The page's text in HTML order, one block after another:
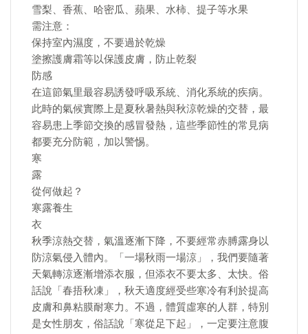
雪梨、香蕉、哈密瓜、蘋果、水柿、提子等水果
需注意：
保持室內濕度，不要過於乾燥
塗擦護膚霜等以保護皮膚，防止乾裂
防感
在這節氣里最容易誘發呼吸系統、消化系統的疾病。
此時的氣候實際上是夏秋暑熱與秋涼乾燥的交替，最
容易患上季節交換的感冒發熱，這些季節性的常見病
都要充分防範，加以警惕。
寒
露
從何做起？
寒露養生
衣
秋季涼熱交替，氣溫逐漸下降，不要經常赤膊露身以
防涼氣侵入體內。「一場秋雨一場涼」，我們要隨著
天氣轉涼逐漸增添衣服，但添衣不要太多、太快。俗
話說「春捂秋凍」，秋天適度經受些寒冷有利於提高
皮膚和鼻粘膜耐寒力。不過，體質虛寒的人群，特別
是女性朋友，俗話說「寒從足下起」，一定要注意腹